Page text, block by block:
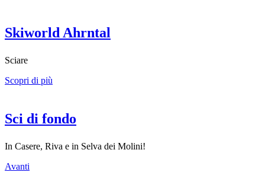
Skiworld Ahrntal
Sciare
Scopri di più
Sci di fondo
In Casere, Riva e in Selva dei Molini!
Avanti